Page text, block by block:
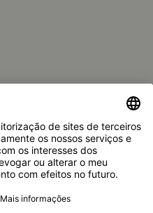
da Kikkoman Corporation,